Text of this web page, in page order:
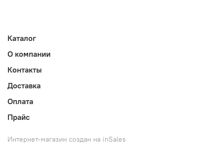
Медицинская стоматологическая тумба имеет четыре
Габаритные размеры 900 x 500 x 500 миллиметров.
Каталог
О компании
Контакты
Доставка
Оплата
Прайс
Интернет-магазин создан на inSales